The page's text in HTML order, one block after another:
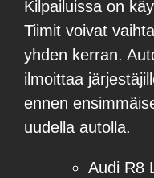
Kilpailuissa on
Tiimit voivat
yhden kerran.
ilmoittaa
ennen
uudella autolla.
Audi R8